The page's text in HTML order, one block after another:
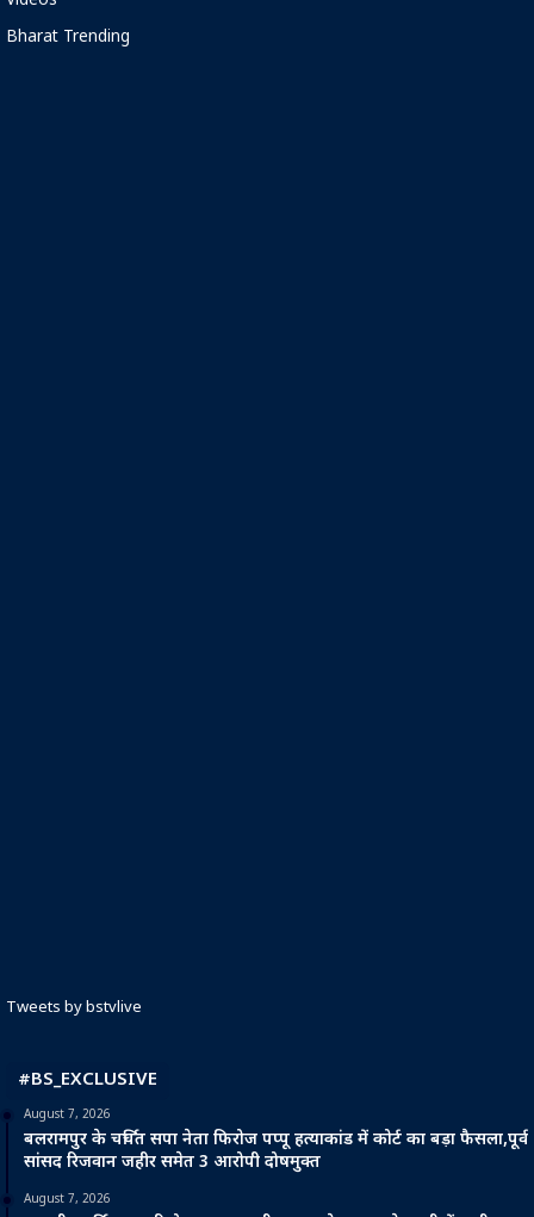
Bharat Trending
Tweets by bstvlive
#BS_EXCLUSIVE
August 7, 2026
बलरामपुर के चर्चित सपा नेता फिरोज पप्पू हत्याकांड में कोर्ट का बड़ा फैसला,पूर्व
सांसद रिजवान जहीर समेत 3 आरोपी दोषमुक्त
August 7, 2026